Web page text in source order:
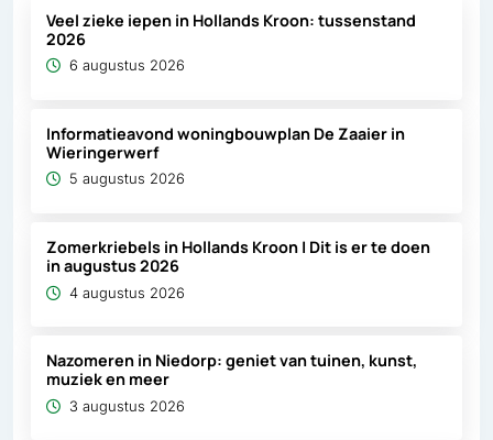
Veel zieke iepen in Hollands Kroon: tussenstand
2026
6 augustus 2026
Informatieavond woningbouwplan De Zaaier in
Wieringerwerf
5 augustus 2026
Zomerkriebels in Hollands Kroon | Dit is er te doen
in augustus 2026
4 augustus 2026
Nazomeren in Niedorp: geniet van tuinen, kunst,
muziek en meer
3 augustus 2026